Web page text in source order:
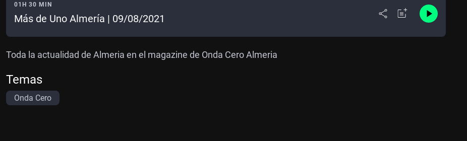
01H 30 MIN
Más de Uno Almería | 09/08/2021
Toda la actualidad de Almeria en el magazine de Onda Cero Almeria
Temas
Onda Cero